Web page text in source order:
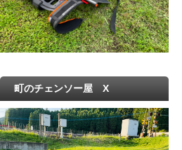
町のチェンソー屋 X